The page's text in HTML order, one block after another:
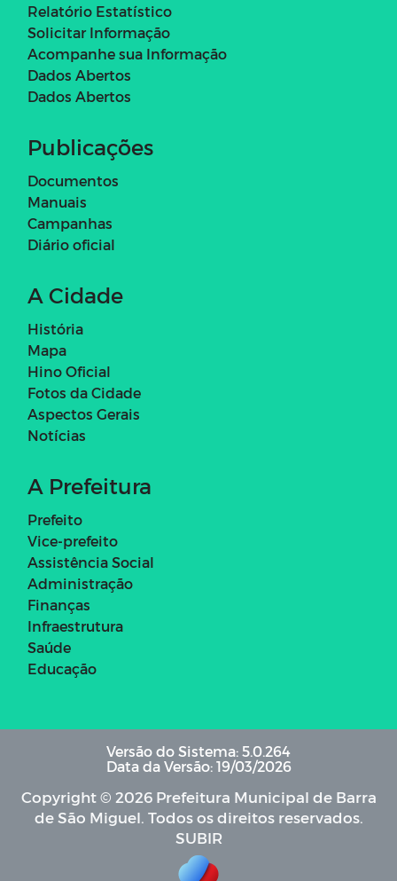
Relatório Estatístico
Solicitar Informação
Acompanhe sua Informação
Dados Abertos
Dados Abertos
Publicações
Documentos
Manuais
Campanhas
Diário oficial
A Cidade
História
Mapa
Hino Oficial
Fotos da Cidade
Aspectos Gerais
Notícias
A Prefeitura
Prefeito
Vice-prefeito
Assistência Social
Administração
Finanças
Infraestrutura
Saúde
Educação
Versão do Sistema: 5.0.264
Data da Versão: 19/03/2026
Copyright © 2026 Prefeitura Municipal de Barra
de São Miguel. Todos os direitos reservados.
SUBIR